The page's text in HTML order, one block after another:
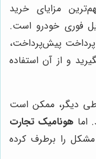
مزایای خرید
فوری خودرو است.
پیش‌پرداخت،
و از آن استفاده
دیگر، ممکن است
اما هونامیک تجارت
را برطرف کرده